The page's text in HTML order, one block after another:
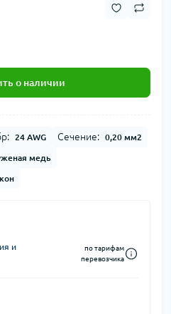
о наличии
24 AWG Сечение: 0,20 мм2
медь
и
по тарифам
перевозчика